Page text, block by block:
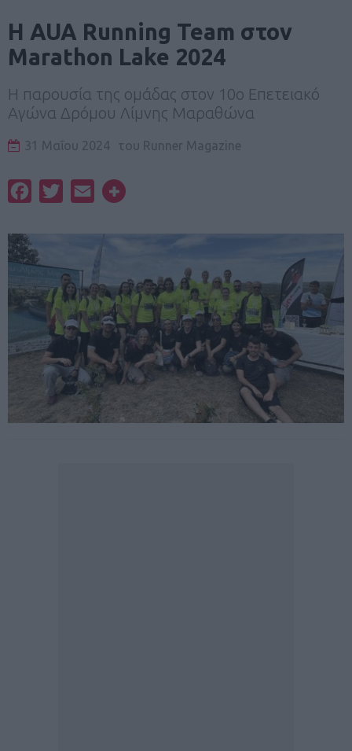
Η AUA Running Team στον
Marathon Lake 2024
Η παρουσία της ομάδας στον 10ο Επετειακό
Αγώνα Δρόμου Λίμνης Μαραθώνα
31 Μαΐου 2024 του Runner Magazine
FacebookTwitterEmail